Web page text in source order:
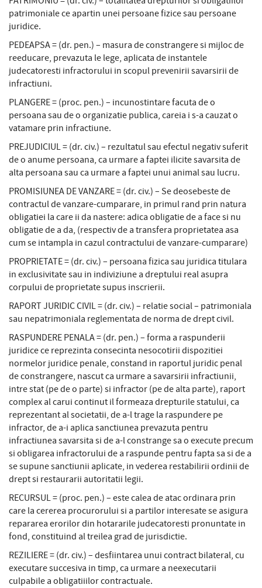
patrimoniale ce apartin unei persoane fizice sau persoane
juridice.
PEDEAPSA = (dr. pen.) – masura de constrangere si mijloc de
reeducare, prevazuta le lege, aplicata de instantele
judecatoresti infractorului in scopul prevenirii savarsirii de
infractiuni.
PLANGERE = (proc. pen.) – incunostintare facuta de o
persoana sau de o organizatie publica, careia i s-a cauzat o
vatamare prin infractiune.
PREJUDICIUL = (dr. civ.) – rezultatul sau efectul negativ suferit
de o anume persoana, ca urmare a faptei ilicite savarsita de
alta persoana sau ca urmare a faptei unui animal sau lucru.
PROMISIUNEA DE VANZARE = (dr. civ.) – Se deosebeste de
contractul de vanzare-cumparare, in primul rand prin natura
obligatiei la care ii da nastere: adica obligatie de a face si nu
obligatie de a da, (respectiv de a transfera proprietatea asa
cum se intampla in cazul contractului de vanzare-cumparare)
PROPRIETATE = (dr. civ.) – persoana fizica sau juridica titulara
in exclusivitate sau in indiviziune a dreptului real asupra
corpului de proprietate supus inscrierii.
RAPORT JURIDIC CIVIL = (dr. civ.) – relatie social – patrimoniala
sau nepatrimoniala reglementata de norma de drept civil.
RASPUNDERE PENALA = (dr. pen.) – forma a raspunderii
juridice ce reprezinta consecinta nesocotirii dispozitiei
normelor juridice penale, constand in raportul juridic penal
de constrangere, nascut ca urmare a savarsirii infractiunii,
intre stat (pe de o parte) si infractor (pe de alta parte), raport
complex al carui continut il formeaza drepturile statului, ca
reprezentant al societatii, de a-l trage la raspundere pe
infractor, de a-i aplica sanctiunea prevazuta pentru
infractiunea savarsita si de a-l constrange sa o execute precum
si obligarea infractorului de a raspunde pentru fapta sa si de a
se supune sanctiunii aplicate, in vederea restabilirii ordinii de
drept si restaurarii autoritatii legii.
RECURSUL = (proc. pen.) – este calea de atac ordinara prin
care la cererea procurorului si a partilor interesate se asigura
repararea erorilor din hotararile judecatoresti pronuntate in
fond, constituind al treilea grad de jurisdictie.
REZILIERE = (dr. civ.) – desfiintarea unui contract bilateral, cu
executare succesiva in timp, ca urmare a neexecutarii
culpabile a obligatiiilor contractuale.